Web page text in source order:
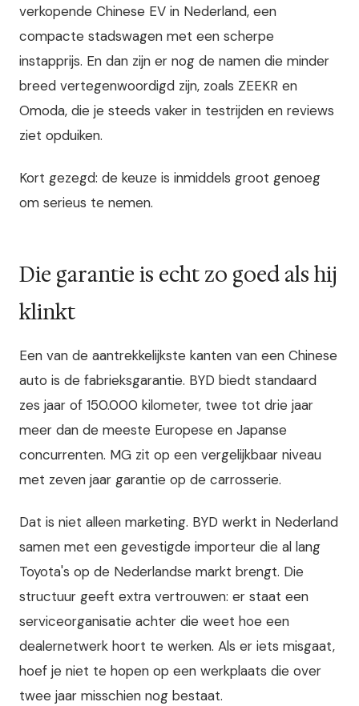
verkopende Chinese EV in Nederland, een
compacte stadswagen met een scherpe
instapprijs. En dan zijn er nog de namen die minder
breed vertegenwoordigd zijn, zoals ZEEKR en
Omoda, die je steeds vaker in testrijden en reviews
ziet opduiken.
Kort gezegd: de keuze is inmiddels groot genoeg
om serieus te nemen.
Die garantie is echt zo goed als hij
klinkt
Een van de aantrekkelijkste kanten van een Chinese
auto is de fabrieksgarantie. BYD biedt standaard
zes jaar of 150.000 kilometer, twee tot drie jaar
meer dan de meeste Europese en Japanse
concurrenten. MG zit op een vergelijkbaar niveau
met zeven jaar garantie op de carrosserie.
Dat is niet alleen marketing. BYD werkt in Nederland
samen met een gevestigde importeur die al lang
Toyota's op de Nederlandse markt brengt. Die
structuur geeft extra vertrouwen: er staat een
serviceorganisatie achter die weet hoe een
dealernetwerk hoort te werken. Als er iets misgaat,
hoef je niet te hopen op een werkplaats die over
twee jaar misschien nog bestaat.